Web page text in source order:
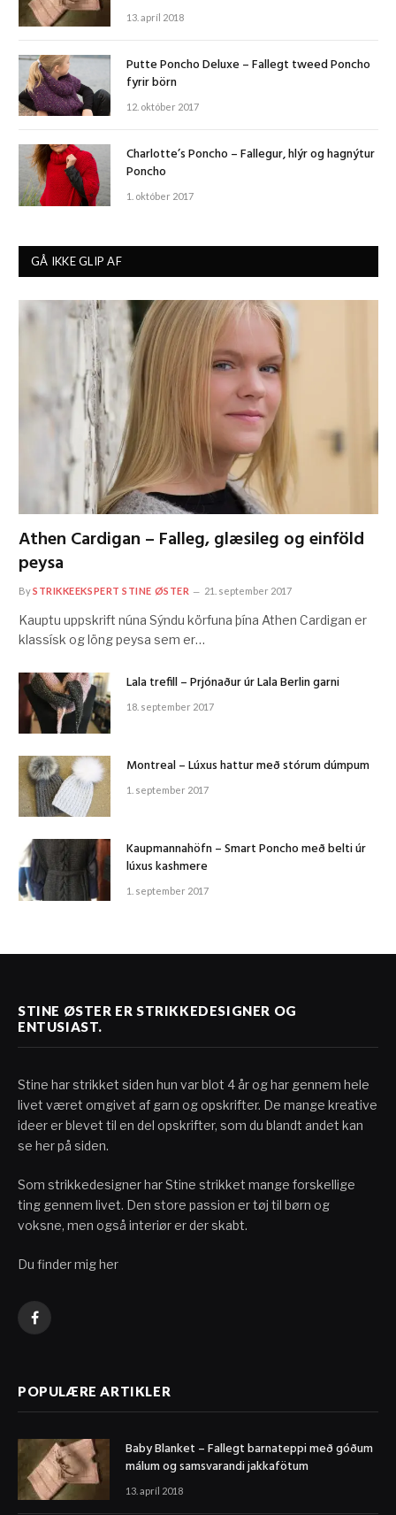
13. apríl 2018
Putte Poncho Deluxe – Fallegt tweed Poncho
fyrir börn
12. október 2017
Charlotte’s Poncho – Fallegur, hlýr og hagnýtur
Poncho
1. október 2017
GÅ IKKE GLIP AF
Athen Cardigan – Falleg, glæsileg og einföld
peysa
BySTRIKKEEKSPERT STINE ØSTER 21. september 2017
Kauptu uppskrift núna Sýndu körfuna þína Athen Cardigan er
klassísk og löng peysa sem er…
Lala trefill – Prjónaður úr Lala Berlin garni
18. september 2017
Montreal – Lúxus hattur með stórum dúmpum
1. september 2017
Kaupmannahöfn – Smart Poncho með belti úr
lúxus kashmere
1. september 2017
STINE ØSTER ER STRIKKEDESIGNER OG
ENTUSIAST.
Stine har strikket siden hun var blot 4 år og har gennem hele
livet været omgivet af garn og opskrifter. De mange kreative
ideer er blevet til en del opskrifter, som du blandt andet kan
se her på siden.
Som strikkedesigner har Stine strikket mange forskellige
ting gennem livet. Den store passion er tøj til børn og
voksne, men også interiør er der skabt.
Du finder mig her
Facebook
POPULÆRE ARTIKLER
Baby Blanket – Fallegt barnateppi með góðum
málum og samsvarandi jakkafötum
13. apríl 2018